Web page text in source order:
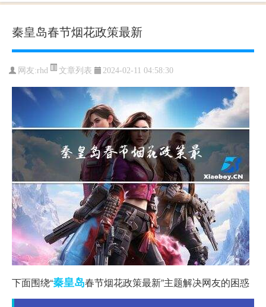
秦皇岛春节烟花政策最新
网友:rhd 文章列表 2024-02-11 04:58:30
下面围绕“秦皇岛春节烟花政策最新”主题解决网友的困惑